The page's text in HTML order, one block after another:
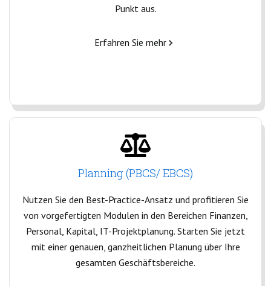
Punkt aus.
Erfahren Sie mehr
Planning (PBCS/ EBCS)
Nutzen Sie den Best-Practice-Ansatz und profitieren Sie
von vorgefertigten Modulen in den Bereichen Finanzen,
Personal, Kapital, IT-Projektplanung. Starten Sie jetzt
mit einer genauen, ganzheitlichen Planung über Ihre
gesamten Geschäftsbereiche.